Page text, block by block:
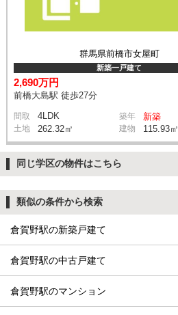
群馬県前橋市女屋町
新築一戸建て
2,690万円
前橋大島駅 徒歩27分
間取 4LDK 築年 新築
土地 262.32㎡ 建物 115.93㎡
同じ学区の物件はこちら
類似の条件から検索
倉賀野駅の新築戸建て
倉賀野駅の中古戸建て
倉賀野駅のマンション